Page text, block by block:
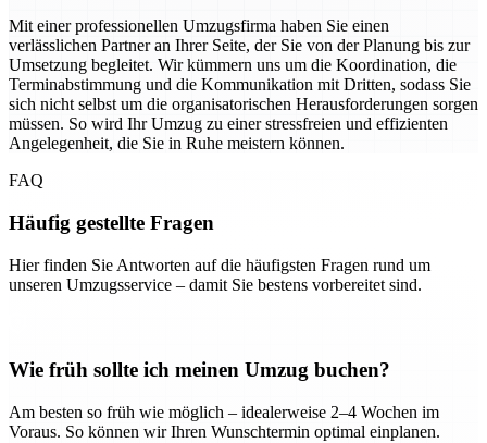
Mit einer professionellen Umzugsfirma haben Sie einen
verlässlichen Partner an Ihrer Seite, der Sie von der Planung bis zur
Umsetzung begleitet. Wir kümmern uns um die Koordination, die
Terminabstimmung und die Kommunikation mit Dritten, sodass Sie
sich nicht selbst um die organisatorischen Herausforderungen sorgen
müssen. So wird Ihr Umzug zu einer stressfreien und effizienten
Angelegenheit, die Sie in Ruhe meistern können.
FAQ
Häufig gestellte Fragen
Hier finden Sie Antworten auf die häufigsten Fragen rund um
unseren Umzugsservice – damit Sie bestens vorbereitet sind.
Wie früh sollte ich meinen Umzug buchen?
Am besten so früh wie möglich – idealerweise 2–4 Wochen im
Voraus. So können wir Ihren Wunschtermin optimal einplanen.